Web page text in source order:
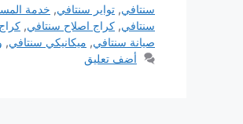
سنتافي, تواير سنتافي, خدمة
سنتافي, كراج اصلاح سنتافي,
صيانة سنتافي, ميكانيكي سنتافي,
أضف تعليق